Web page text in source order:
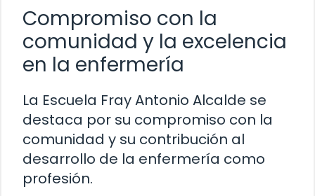
Compromiso con la
comunidad y la excelencia
en la enfermería
La Escuela Fray Antonio Alcalde se
destaca por su compromiso con la
comunidad y su contribución al
desarrollo de la enfermería como
profesión.